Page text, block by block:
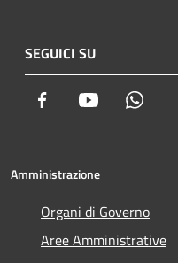
SEGUICI SU
Facebook Youtube
Amministrazione
Organi di Governo
Aree Amministrative